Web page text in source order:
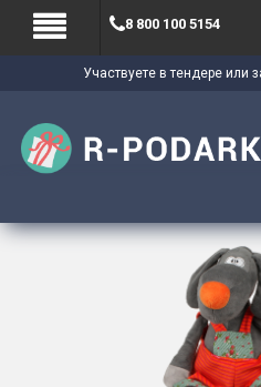
Участвуете в тендере или
8 800 100 5154